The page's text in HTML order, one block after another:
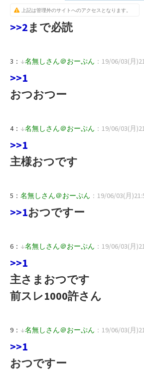
上記は管理外のサイトへのアクセスとなります。
>>2まで必読
3： ↓名無しさん＠おーぷん ：19/06/03(月
>>1
おつおつー
4： ↓名無しさん＠おーぷん ：19/06/03(月
>>1
主様おつです
5： 名無しさん＠おーぷん ：19/06/03(月
>>1おつですー
6： ↓名無しさん＠おーぷん ：19/06/03(月
>>1
主さまおつです
前スレ1000許さん
9： ↓名無しさん＠おーぷん ：19/06/03(月
>>1
おつですー